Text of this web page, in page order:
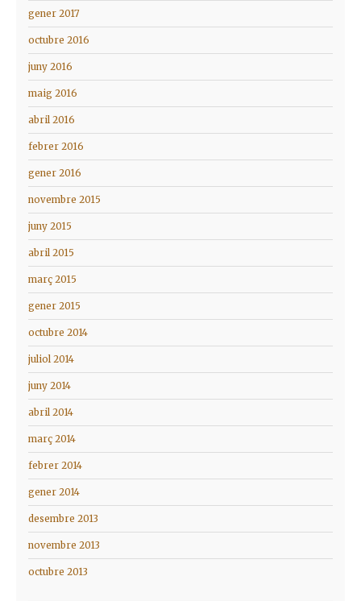
gener 2017
octubre 2016
juny 2016
maig 2016
abril 2016
febrer 2016
gener 2016
novembre 2015
juny 2015
abril 2015
març 2015
gener 2015
octubre 2014
juliol 2014
juny 2014
abril 2014
març 2014
febrer 2014
gener 2014
desembre 2013
novembre 2013
octubre 2013